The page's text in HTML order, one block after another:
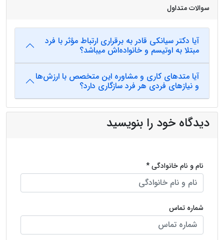
سوالات متداول
آیا دکتر سیانکی قادر به برقراری ارتباط مؤثر با فرد
مبتلا به اوتیسم و خانواده‌اش میباشد؟
آیا متدهای کاری و مشاوره این متخصص با ارزش‌ها
و نیازهای فردی هر فرد سازگاری دارد؟
دیدگاه خود را بنویسید
نام و نام خانوادگی *
شماره تماس